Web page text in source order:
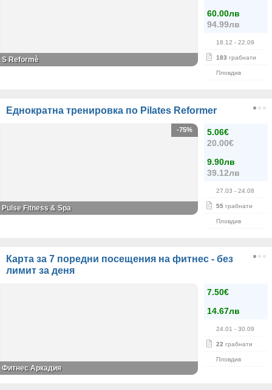
60.00лв
94.99лв
18.12 - 22.09
183 грабнати
Пловдив
S Reformè
Еднократна тренировка по Pilates Reformer
5.06€
20.00€
9.90лв
39.12лв
27.03 - 24.08
55 грабнати
Пловдив
-75%
Pulse Fitness & Spa
Карта за 7 поредни посещения на фитнес - без
лимит за деня
7.50€
14.67лв
24.01 - 30.09
22 грабнати
Пловдив
Фитнес Аркадия